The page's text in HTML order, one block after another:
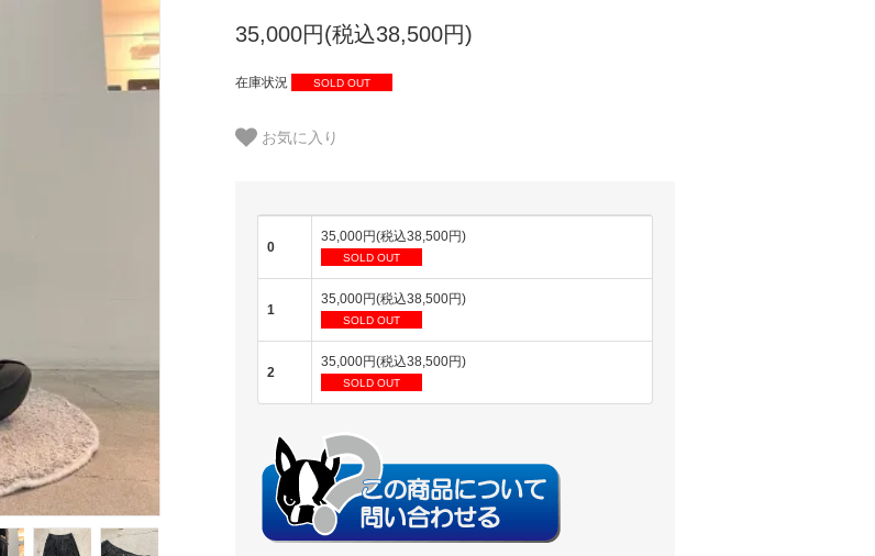
35,000円(税込38,500円)
在庫状況 SOLD OUT
お気に入り
0
35,000円(税込38,500円)
SOLD OUT
1
35,000円(税込38,500円)
SOLD OUT
2
35,000円(税込38,500円)
SOLD OUT